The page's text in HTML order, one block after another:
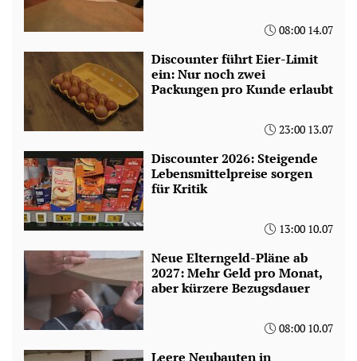
08:00 14.07
Discounter führt Eier-Limit
ein: Nur noch zwei
Packungen pro Kunde erlaubt
23:00 13.07
Discounter 2026: Steigende
Lebensmittelpreise sorgen
für Kritik
13:00 10.07
Neue Elterngeld-Pläne ab
2027: Mehr Geld pro Monat,
aber kürzere Bezugsdauer
08:00 10.07
Leere Neubauten in